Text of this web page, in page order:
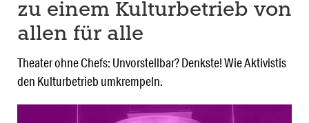
zu einem Kulturbetrieb von
allen für alle
Theater ohne Chefs: Unvorstellbar? Denkste! Wie Aktivistis
den Kulturbetrieb umkrempeln.